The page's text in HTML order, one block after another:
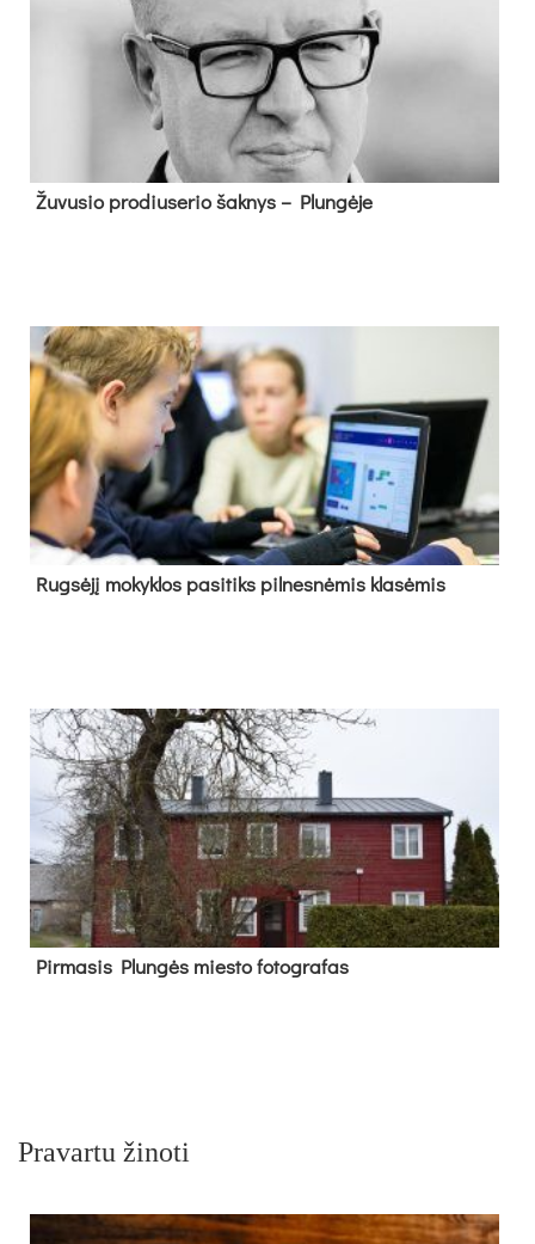
Žu­vu­sio pro­diu­se­rio šak­nys – Plun­gė­je
Rug­sė­jį mo­kyk­los pa­si­tiks pil­nes­nė­mis kla­sė­mis
Pir­ma­sis Plun­gės mies­to fo­tog­ra­fas
Pravartu žinoti